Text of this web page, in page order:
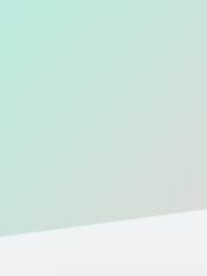
Gizlilik Politikası